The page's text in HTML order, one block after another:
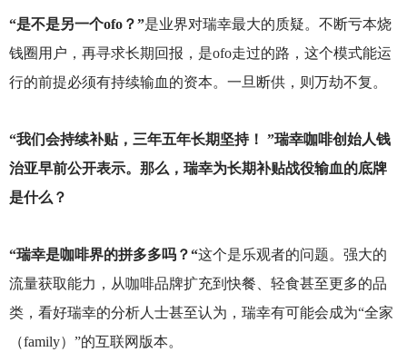
“是不是另一个ofo？”是业界对瑞幸最大的质疑。不断亏本烧
钱圈用户，再寻求长期回报，是ofo走过的路，这个模式能运
行的前提必须有持续输血的资本。一旦断供，则万劫不复。
“我们会持续补贴，三年五年长期坚持！ ”瑞幸咖啡创始人钱
治亚早前公开表示。那么，瑞幸为长期补贴战役输血的底牌
是什么？
“瑞幸是咖啡界的拼多多吗？“这个是乐观者的问题。强大的
流量获取能力，从咖啡品牌扩充到快餐、轻食甚至更多的品
类，看好瑞幸的分析人士甚至认为，瑞幸有可能会成为“全家
（family）”的互联网版本。